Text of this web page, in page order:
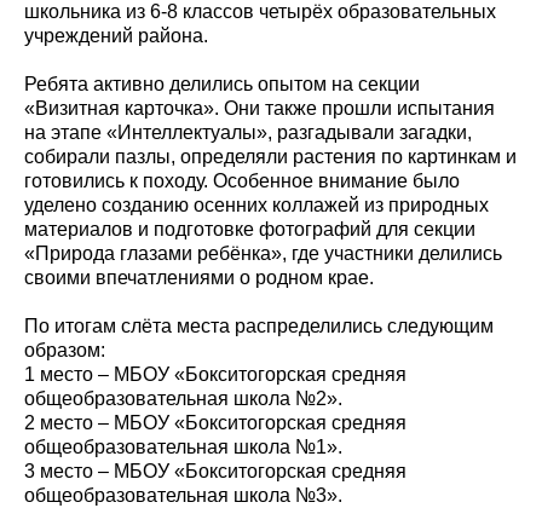
школьника из 6-8 классов четырёх образовательных
учреждений района.
Ребята активно делились опытом на секции
«Визитная карточка». Они также прошли испытания
на этапе «Интеллектуалы», разгадывали загадки,
собирали пазлы, определяли растения по картинкам и
готовились к походу. Особенное внимание было
уделено созданию осенних коллажей из природных
материалов и подготовке фотографий для секции
«Природа глазами ребёнка», где участники делились
своими впечатлениями о родном крае.
По итогам слёта места распределились следующим
образом:
1 место – МБОУ «Бокситогорская средняя
общеобразовательная школа №2».
2 место – МБОУ «Бокситогорская средняя
общеобразовательная школа №1».
3 место – МБОУ «Бокситогорская средняя
общеобразовательная школа №3».